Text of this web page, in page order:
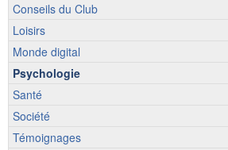
Conseils du Club
Loisirs
Monde digital
Psychologie
Santé
Société
Témoignages